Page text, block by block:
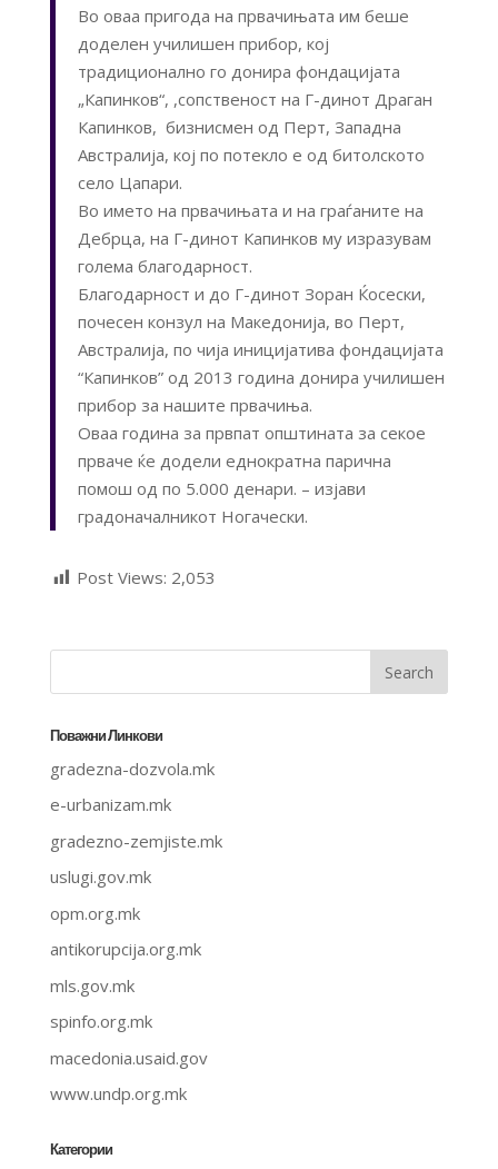
Во оваа пригода на првачињата им беше
доделен училишен прибор, кој
традиционално го донира фондацијата
„Капинков“, ,сопственост на Г-динот Драган
Капинков, бизнисмен од Перт, Западна
Австралија, кој по потекло е од битолското
село Цапари.
Во името на првачињата и на граѓаните на
Дебрца, на Г-динот Капинков му изразувам
голема благодарност.
Благодарност и до Г-динот Зоран Ќосески,
почесен конзул на Македонија, во Перт,
Австралија, по чија иницијатива фондацијата
“Капинков” од 2013 година донира училишен
прибор за нашите првачиња.
Оваа година за првпат општината за секое
прваче ќе додели еднократна парична
помош од по 5.000 денари. – изјави
градоначалникот Ногачески.
Post Views: 2,053
Поважни Линкови
gradezna-dozvola.mk
e-urbanizam.mk
gradezno-zemjiste.mk
uslugi.gov.mk
opm.org.mk
antikorupcija.org.mk
mls.gov.mk
spinfo.org.mk
macedonia.usaid.gov
www.undp.org.mk
Категории